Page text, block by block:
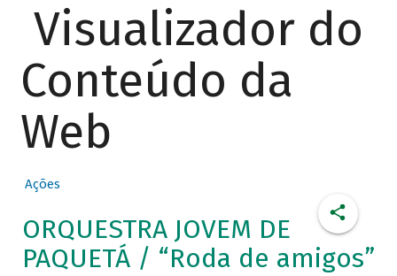
Visualizador do
Conteúdo da
Web
Ações
ORQUESTRA JOVEM DE
PAQUETÁ / “Roda de amigos”